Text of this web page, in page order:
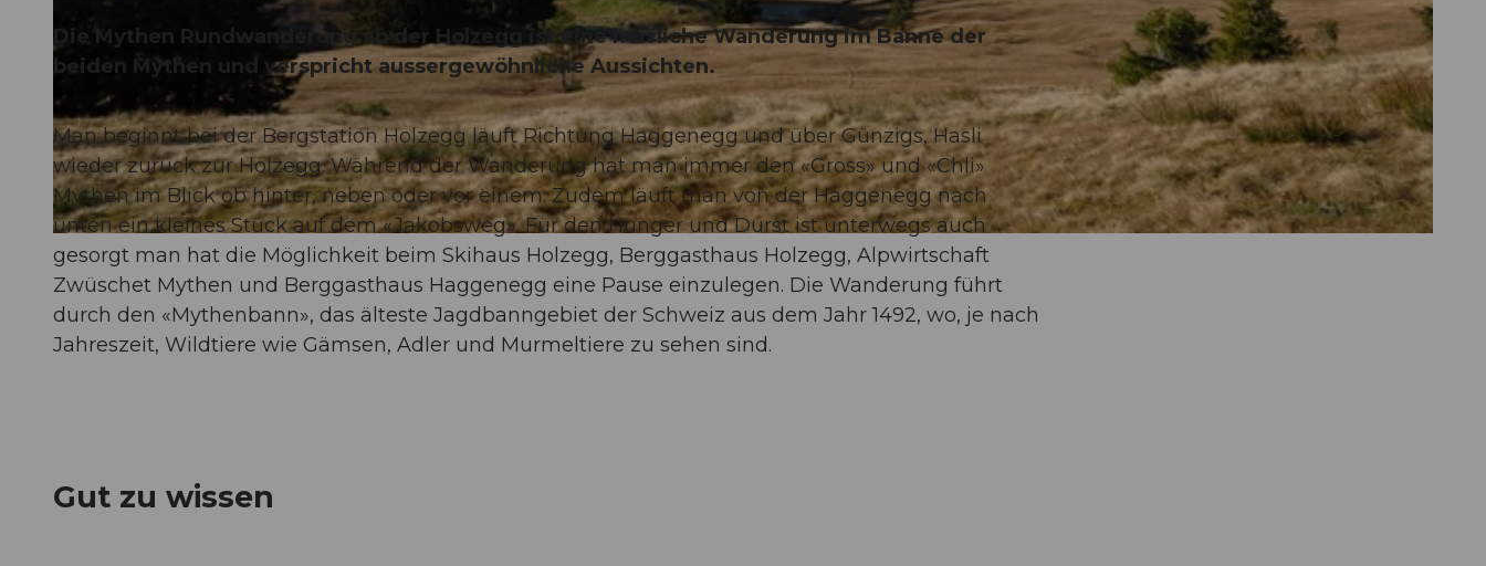
Die Mythen Rundwanderung ab der Holzegg ist eine herrliche Wanderung im Banne der
beiden Mythen und verspricht aussergewöhnliche Aussichten.
Man beginnt bei der Bergstation Holzegg läuft Richtung Haggenegg und über Günzigs, Hasli
wieder zurück zur Holzegg. Während der Wanderung hat man immer den «Gross» und «Chli»
Mythen im Blick ob hinter, neben oder vor einem. Zudem läuft man von der Haggenegg nach
unten ein kleines Stück auf dem «Jakobsweg». Für den Hunger und Durst ist unterwegs auch
gesorgt man hat die Möglichkeit beim Skihaus Holzegg, Berggasthaus Holzegg, Alpwirtschaft
Zwüschet Mythen und Berggasthaus Haggenegg eine Pause einzulegen. Die Wanderung führt
durch den «Mythenbann», das älteste Jagdbanngebiet der Schweiz aus dem Jahr 1492, wo, je nach
Jahreszeit, Wildtiere wie Gämsen, Adler und Murmeltiere zu sehen sind.
Gut zu wissen